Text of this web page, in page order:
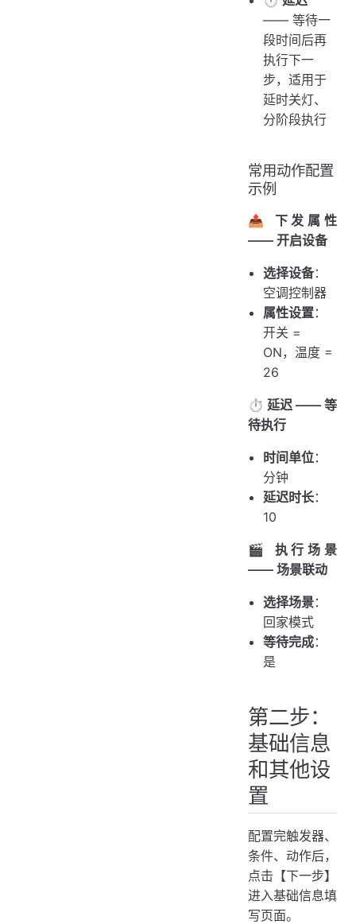
—— 等待一
段时间后再
执行下一
步，适用于
延时关灯、
分阶段执行
常用动作配置
示例
📤 下发属性
—— 开启设备
选择设备：
空调控制器
属性设置：
开关 =
ON，温度 =
26
⏱️ 延迟 —— 等
待执行
时间单位：
分钟
延迟时长：
10
🎬 执行场景
—— 场景联动
选择场景：
回家模式
等待完成：
是
第二步：
基础信息
和其他设
置
配置完触发器、
条件、动作后，
点击【下一步】
进入基础信息填
写页面。